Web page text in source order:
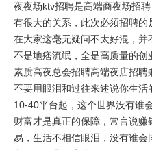
夜夜场ktv招聘是高端商夜场招
有很大的关系，此次必须招聘的
在大家这毫无疑问不太好混，
不是地痞流氓，全是高质量的创
素质高夜总会招聘高端夜店招聘
不要用眼泪和过往来述说你生
10-40平台起，这个世界没有谁
财富才是真正的保障，常言说
易，生活不相信眼泪，没有谁